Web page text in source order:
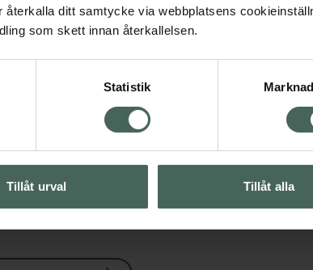
ditt samtycke via webbplatsens
som skett innan återkallelsen.
Statistik
Tillåt urval Tillåt alla